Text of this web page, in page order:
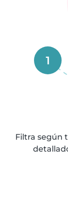
1
Filtra según